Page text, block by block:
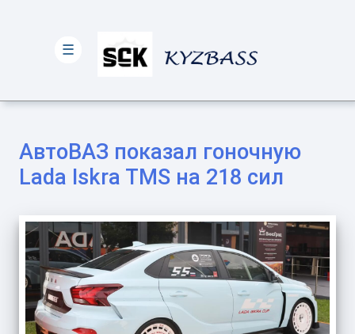
АвтоВАЗ показал гоночную
Lada Iskra TMS на 218 сил
☰